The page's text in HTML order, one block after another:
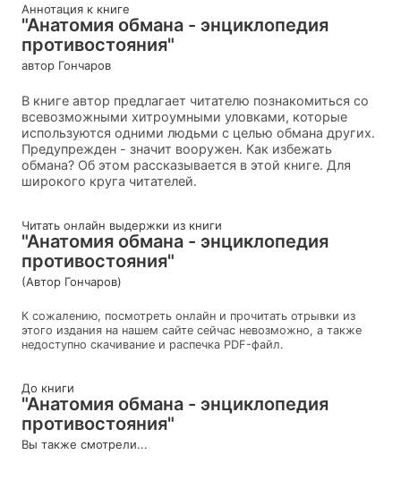
Аннотация к книге
"Анатомия обмана - энциклопедия
противостояния"
автор Гончаров
В книге автор предлагает читателю познакомиться со
всевозможными хитроумными уловками, которые
используются одними людьми с целью обмана других.
Предупрежден - значит вооружен. Как избежать
обмана? Об этом рассказывается в этой книге. Для
широкого круга читателей.
Читать онлайн выдержки из книги
"Анатомия обмана - энциклопедия
противостояния"
(Автор Гончаров)
К сожалению, посмотреть онлайн и прочитать отрывки из
этого издания на нашем сайте сейчас невозможно, а также
недоступно скачивание и распечка PDF-файл.
До книги
"Анатомия обмана - энциклопедия
противостояния"
Вы также смотрели...